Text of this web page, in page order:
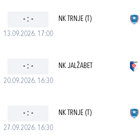
13.09.2026. 17:00
- : - NK TRNJE (T)
20.09.2026. 16:30
- : - NK JALŽABET
27.09.2026. 16:30
- : - NK TRNJE (T)